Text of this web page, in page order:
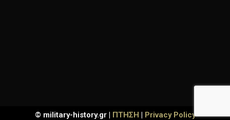
© military-history.gr | ΠΤΗΣΗ Privacy Policy